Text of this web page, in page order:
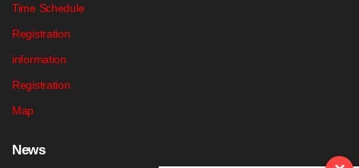
Time Schedule
Registration
information
Registration
Map
News